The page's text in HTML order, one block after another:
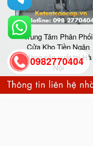
Trung Tâm Phân Phối
Cửa Kho Tiền Ngân
Hàng sản xuất tại Hà
Nội
0982770404